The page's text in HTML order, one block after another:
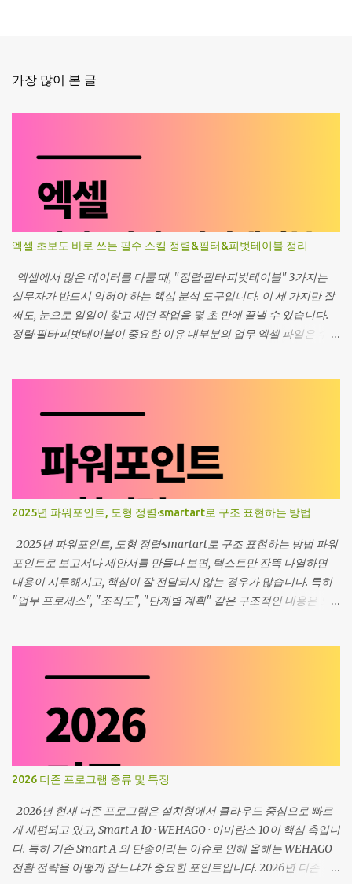
가장 많이 본 글
엑셀 초보도 바로 쓰는 필수 스킬 정렬&필터&피벗테이블 정리
엑셀에서 많은 데이터를 다룰 때, "정렬·필터·피벗테이블" 3가지는
실무자가 반드시 익혀야 하는 핵심 분석 도구입니다. 이 세 가지만 잘
써도, 눈으로 일일이 찾고 세던 작업을 몇 초 만에 끝낼 수 있습니다.
정렬·필터·피벗테이블이 중요한 이유 대부분의 업무 엑셀 파일은 수십
면 이 표를 원하는 기준으로 재배열·추려보기·요약하기가 쉬워집니다.
도구라고 기억하면 이해가 빠릅니다. 1. 정렬(Sort) - 데이터의 순서를
한 번에 재배열 언제 사용하는 기능인가 정렬은 데이터를 오름차순/
내림차순으로 재배열해 "순서"를 기준으로 정보를 보는 기능입니다.
매출을 높은 순/낮은 순으로 보고 싶을 때 날짜를 최신순/과거순으로
정렬할 때 이름, 부서, 지역 순서대로 정리하고 싶을 때 숫자, 날짜, 문
자(가나다/알파벳)를 모두 정렬할 수 있어서 거의 모든 유형의 데이
터에 사용할 수 있습니다. 기본 사용 방법 ① 정렬 기준이 될 열(예: 매
출 금액 열)을 클릭해 선택합니다. ② [데이터] 탭 → [정렬 및 필터]
그룹 → 오름차순 정렬 (작은 값 → 큰 값) 내림차순 정렬 (큰 값 → 작
다. 실무 팁 표 안 아무 셀이나 선택하고 정렬하면, 자동으로 인접한 데
이 있을 경우 "머리글 포함...
2025년 파워포인트, 도형 정렬·smartart로 구조 표현하는 방법
2025년 파워포인트, 도형 정렬·smartart로 구조 표현하는 방법 파워
포인트로 보고서나 제안서를 만들다 보면, 텍스트만 잔뜩 나열하면
내용이 지루해지고, 핵심이 잘 전달되지 않는 경우가 많습니다. 특히
"업무 프로세스", "조직도", "단계별 계획" 같은 구조적인 내용은 도
다. 오늘 글에서는 도형 정렬·그리드와 smartart를 활용해 프레젠테
했습니다. 도형 정렬·그리드로 깔끔한 레이아웃 만들기 도형을 슬라이
드에 넣을 때, 하나씩 위치를 맞추면 시간도 오래 걸리고, 간격이 제각
고 간격을 일정하게 유지할 수 있는 기능이 있습니다. 도형 정렬·분배
여러 개의 도형을 선택합니다. 상단 메뉴에서 정렬 → 왼쪽/가운데/오
른쪽 맞춤 또는 위쪽/가운데/아래쪽 맞춤을 선택합니다. 간격 분배 기
능을 사용하면, 선택한 도형 사이의 간격을 일정하게 만들 수 있습니
다. 이렇게 하면, 눈금자 없이도 정확할 정렬이 가능하고, 결과물이 훨
씬 정돈된 인상을 줍니다. 그리드 및 가이드라인 활용 그리드 켜기 "보
2026 더존 프로그램 종류 및 특징
2026년 현재 더존 프로그램은 설치형에서 클라우드 중심으로 빠르
게 재편되고 있고, Smart A 10 · WEHAGO · 아마란스 10이 핵심 축입니
다. 특히 기존 Smart A 의 단종이라는 이슈로 인해 올해는 WEHAGO
전환 전략을 어떻게 잡느냐가 중요한 포인트입니다. 2026년 더존 프